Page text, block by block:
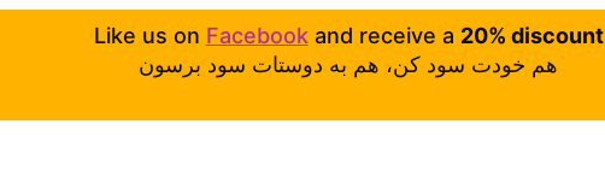
Like us on Facebookand receive a 20% discount
هم خودت سود کن، هم به دوستات سود برسون